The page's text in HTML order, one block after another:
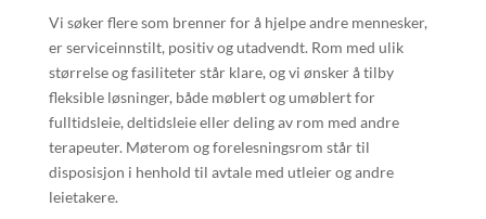
Vi søker flere som brenner for å hjelpe andre mennesker,
er serviceinnstilt, positiv og utadvendt. Rom med ulik
størrelse og fasiliteter står klare, og vi ønsker å tilby
fleksible løsninger, både møblert og umøblert for
fulltidsleie, deltidsleie eller deling av rom med andre
terapeuter. Møterom og forelesningsrom står til
disposisjon i henhold til avtale med utleier og andre
leietakere.